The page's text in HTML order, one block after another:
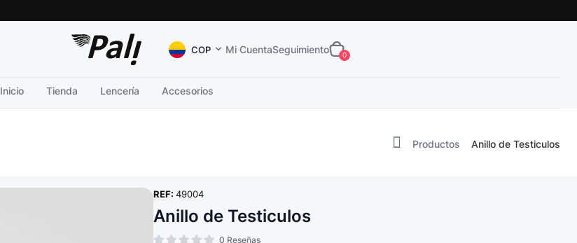
COP Mi CuentaSeguimiento 0
Inicio Tienda Lencería Accesorios
Productos Anillo de Testiculos
REF:49004
Anillo de Testiculos
0 Reseñas